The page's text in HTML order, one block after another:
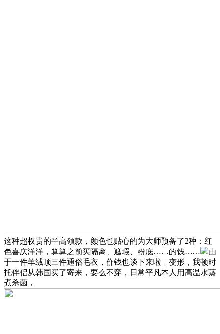
这种超权贵的半高领款，颜色也贴心的为大师预备了2种：红
色喜庆洋洋，算算之前买隔离、遮瑕、粉底……的钱……
由
于一件羊绒顶三件通俗毛衣，价钱也谈下来啦！变形，我顿时
托伴侣从韩国买了寄来，要么不穿，日常平凡本人用高温水蒸
煮杀菌，